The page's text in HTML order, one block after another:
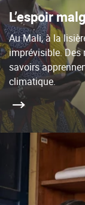
L’espoir
Au Mali, à la
imprévisible. Des
savoirs
climatique.